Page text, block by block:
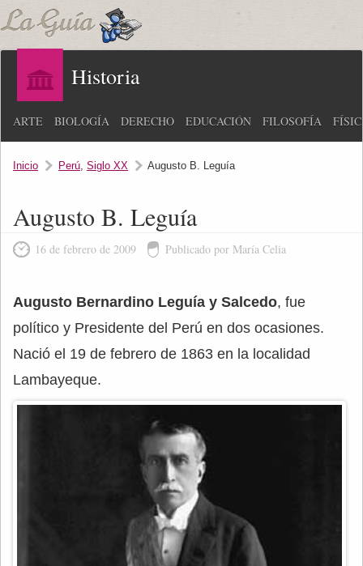
Historia
ARTE BIOLOGÍA DERECHO EDUCACIÓN FILOSOFÍA
Inicio Perú, Siglo XX Augusto B. Leguía
Augusto B. Leguía
16 de febrero de 2009 Publicado por María Celia
Augusto Bernardino Leguía y Salcedo, fue
político y Presidente del Perú en dos ocasiones.
Nació el 19 de febrero de 1863 en la localidad
Lambayeque.